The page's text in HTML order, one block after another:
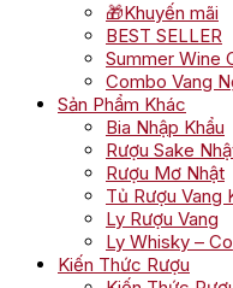
🎁Khuyến mãi
BEST SELLER
Summer Wine
Combo Vang
Sản Phẩm Khác
Bia Nhập Khẩu
Rượu Sake
Rượu Mơ Nhật
Tủ Rượu Vang
Ly Rượu Vang
Ly Whisky –
Kiến Thức Rượu